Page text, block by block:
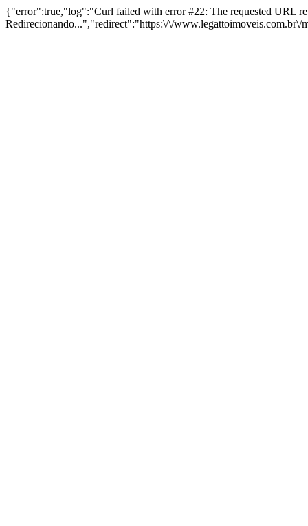
{"error":true,"log":"Curl failed with error #22: The requested URL
Redirecionando...","redirect":"https:\/\/www.legattoimoveis.com.br\/